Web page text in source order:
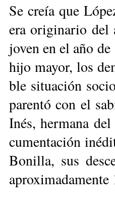
Se creía que
era ori­gi­na­rio del
jo­ven en el año
hi­jo ma­yor, los
ble si­tua­ción
pa­ren­tó con el
Inés, her­ma­na
cu­men­ta­ción
Bo­ni­lla, sus
apro­xi­ma­da­men­te